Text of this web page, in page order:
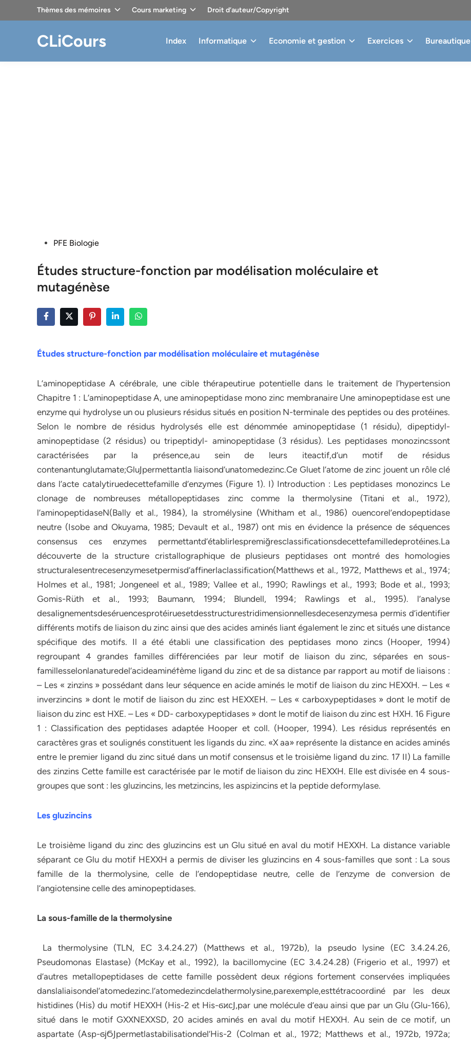
Thèmes des mémoires Cours marketing Droit d’auteur/Copyright
CLiCours Index Informatique Economie et gestion Exercices Bureautique
PostedPFE Biologie
Études structure-fonction par modélisation moléculaire et
mutagénèse
Études structure-fonction par modélisation moléculaire et mutagénèse
L’aminopeptidase A cérébrale, une cible thérapeutirue potentielle dans le traitement de l’hypertension
Chapitre 1 : L’aminopeptidase A, une aminopeptidase mono zinc membranaire Une aminopeptidase est une
enzyme qui hydrolyse un ou plusieurs résidus situés en position N-terminale des peptides ou des protéines.
Selon le nombre de résidus hydrolysés elle est dénommée aminopeptidase (1 résidu), dipeptidyl-
aminopeptidase (2 résidus) ou tripeptidyl- aminopeptidase (3 résidus). Les peptidases monozincssont
caractérisées par la présence,au sein de leurs iteactif,d’un motif de résidus
contenantunglutamate;GluͿpermettantla liaisond’unatomedezinc.Ce Gluet l’atome de zinc jouent un rôle clé
dans l’acte catalytiruedecettefamille d’enzymes (Figure 1). I) Introduction : Les peptidases monozincs Le
clonage de nombreuses métallopeptidases zinc comme la thermolysine (Titani et al., 1972),
l’aminopeptidaseN(Bally et al., 1984), la stromélysine (Whitham et al., 1986) ouencorel’endopeptidase
neutre (Isobe and Okuyama, 1985; Devault et al., 1987) ont mis en évidence la présence de séquences
consensus ces enzymes permettantd’établirlespremiğresclassificationsdecettefamilledeprotéines.La
découverte de la structure cristallographique de plusieurs peptidases ont montré des homologies
structuralesentrecesenzymesetpermisd’affinerlaclassification(Matthews et al., 1972, Matthews et al., 1974;
Holmes et al., 1981; Jongeneel et al., 1989; Vallee et al., 1990; Rawlings et al., 1993; Bode et al., 1993;
Gomis-Rüth et al., 1993; Baumann, 1994; Blundell, 1994; Rawlings et al., 1995). l’analyse
desalignementsdeséruencesprotéiruesetdesstructurestridimensionnellesdecesenzymesa permis d’identifier
différents motifs de liaison du zinc ainsi que des acides aminés liant également le zinc et situés une distance
spécifique des motifs. Il a été établi une classification des peptidases mono zincs (Hooper, 1994)
regroupant 4 grandes familles différenciées par leur motif de liaison du zinc, séparées en sous-
famillesselonlanaturedel’acideaminéϯème ligand du zinc et de sa distance par rapport au motif de liaisons :
– Les « zinzins » possédant dans leur séquence en acide aminés le motif de liaison du zinc HEXXH. – Les «
inverzincins » dont le motif de liaison du zinc est HEXXEH. – Les « carboxypeptidases » dont le motif de
liaison du zinc est HXE. – Les « DD- carboxypeptidases » dont le motif de liaison du zinc est HXH. 16 Figure
1 : Classification des peptidases adaptée Hooper et coll. (Hooper, 1994). Les résidus représentés en
caractères gras et soulignés constituent les ligands du zinc. «X aa» représente la distance en acides aminés
entre le premier ligand du zinc situé dans un motif consensus et le troisième ligand du zinc. 17 II) La famille
des zinzins Cette famille est caractérisée par le motif de liaison du zinc HEXXH. Elle est divisée en 4 sous-
groupes que sont : les gluzincins, les metzincins, les aspizincins et la peptide deformylase.
Les gluzincins
Le troisième ligand du zinc des gluzincins est un Glu situé en aval du motif HEXXH. La distance variable
séparant ce Glu du motif HEXXH a permis de diviser les gluzincins en 4 sous-familles que sont : La sous
famille de la thermolysine, celle de l’endopeptidase neutre, celle de l’enzyme de conversion de
l’angiotensine celle des aminopeptidases.
La sous-famille de la thermolysine
La thermolysine (TLN, EC 3.4.24.27) (Matthews et al., 1972b), la pseudo lysine (EC 3.4.24.26,
Pseudomonas Elastase) (McKay et al., 1992), la bacillomycine (EC 3.4.24.28) (Frigerio et al., 1997) et
d’autres metallopeptidases de cette famille possèdent deux régions fortement conservées impliquées
danslaliaisondel’atomedezinc.l’atomedezincdelathermolysine,parexemple,esttétracoordiné par les deux
histidines (His) du motif HEXXH (His-2 et His-ϭϰϲͿ,par une molécule d’eau ainsi que par un Glu (Glu-166),
situé dans le motif GXXNEXXSD, 20 acides aminés en aval du motif HEXXH. Au sein de ce motif, un
aspartate (Asp-ϭϳϬͿpermetlastabilisationdel’His-2 (Colman et al., 1972; Matthews et al., 1972b, 1972a;